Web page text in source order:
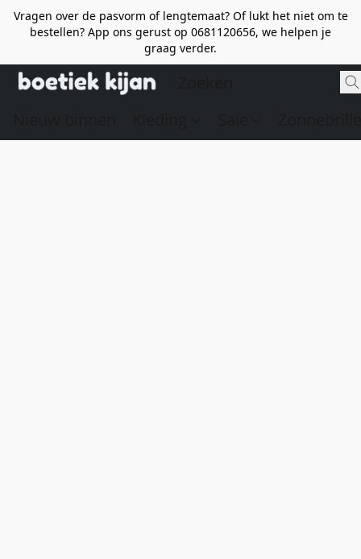
Vragen over de pasvorm of lengtemaat? Of lukt het niet om te
bestellen? App ons gerust op 0681120656, we helpen je
graag verder.